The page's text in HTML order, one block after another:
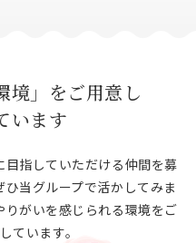
境」をご用意し
います
目指していただける仲間を募
当グループで活かしてみま
がいを感じられる環境をご
ています。